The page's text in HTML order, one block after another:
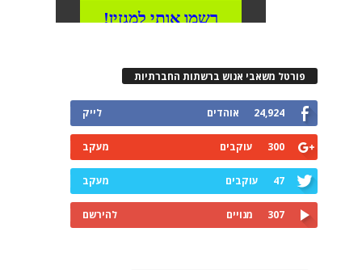
פורטל משאבי אנוש ברשתות החברתיות
24,924 אוהדים לייק
300 עוקבים מעקב
47 עוקבים מעקב
307 מנויים להירשם